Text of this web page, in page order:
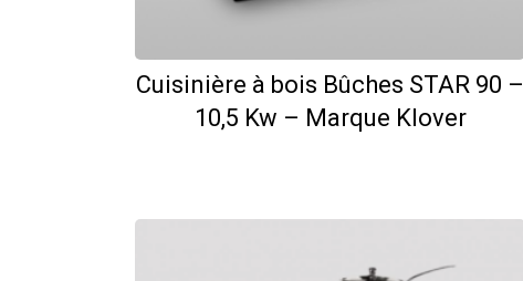
Cuisinière à bois Bûches STAR 90 –
10,5 Kw – Marque Klover